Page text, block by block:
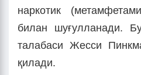
наркотик
билан шуғулланади.
талабаси Жесси
қилади.